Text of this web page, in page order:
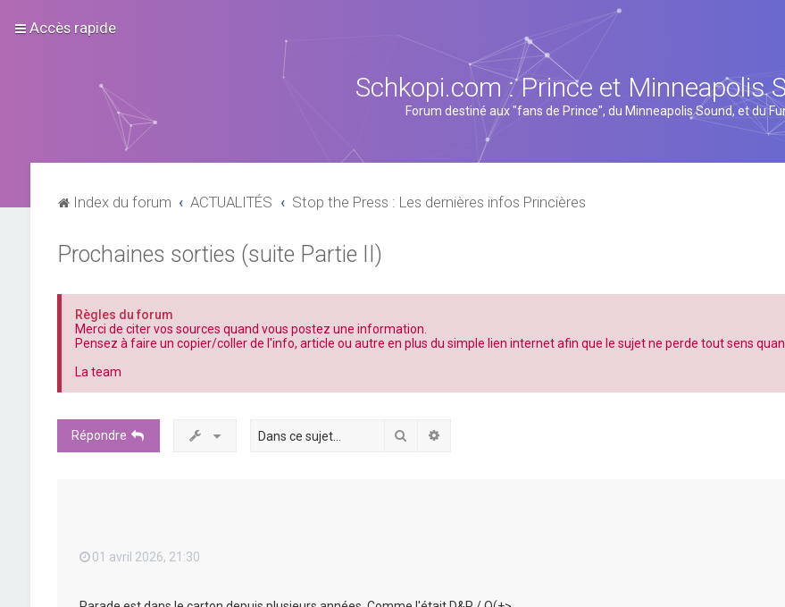
Accès rapide
Schkopi.com : Prince et Minneapolis
Forum destiné aux "fans de Prince", du Minneapolis Sound, et du
Index du forum ACTUALITÉS Stop the Press : Les dernières infos Princières
Prochaines sorties (suite Partie II)
Règles du forum
Merci de citer vos sources quand vous postez une information.
Pensez à faire un copier/coller de l'info, article ou autre en plus du simple lien internet afin que le sujet ne perde tout sens
La team
Répondre Rechercher
01 avril 2026, 21:30